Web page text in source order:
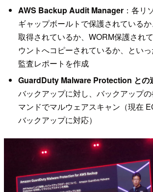
AWS Backup Audit Manager：各リ
ギャップボールトで保護されている
取得されているか、WORM保護され
ウントへコピーされているか、とい
監査レポートを作成
GuardDuty Malware Protection との
バックアップに対し、バックアップ
マンドでマルウェアスキャン（現在
バックアップに対応）